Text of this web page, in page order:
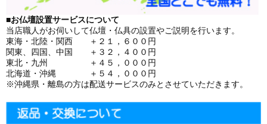
■お仏壇設置サービスについて
当店職人がお伺いして仏壇・仏具の設置やご説明を行います。
東海・北陸・関西 ＋２１，６００円
関東、四国、中国 ＋３２，４００円
東北・九州 ＋４５，０００円
北海道・沖縄 ＋５４，０００円
※沖縄県・離島の方は配送サービスのみとさせていただきます。